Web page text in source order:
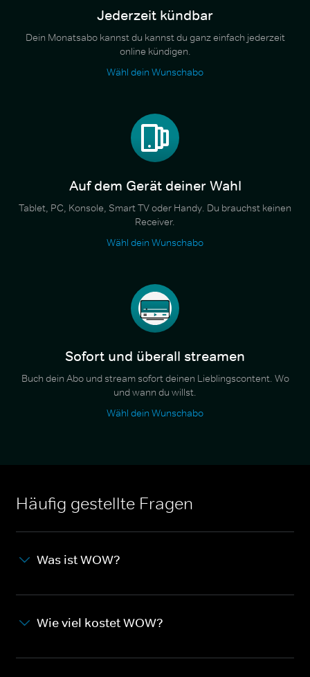
Jederzeit kündbar
Dein Monatsabo kannst du kannst du ganz einfach jederzeit
online kündigen.
Wähl dein Wunschabo
Auf dem Gerät deiner Wahl
Tablet, PC, Konsole, Smart TV oder Handy. Du brauchst keinen
Receiver.
Wähl dein Wunschabo
Sofort und überall streamen
Buch dein Abo und stream sofort deinen Lieblingscontent. Wo
und wann du willst.
Wähl dein Wunschabo
Häufig gestellte Fragen
Was ist WOW?
Wie viel kostet WOW?